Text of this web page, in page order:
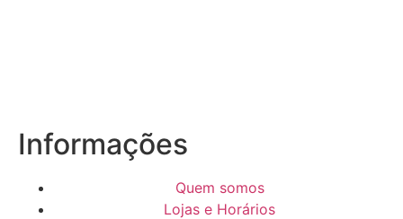
Informações
Quem somos
Lojas e Horários